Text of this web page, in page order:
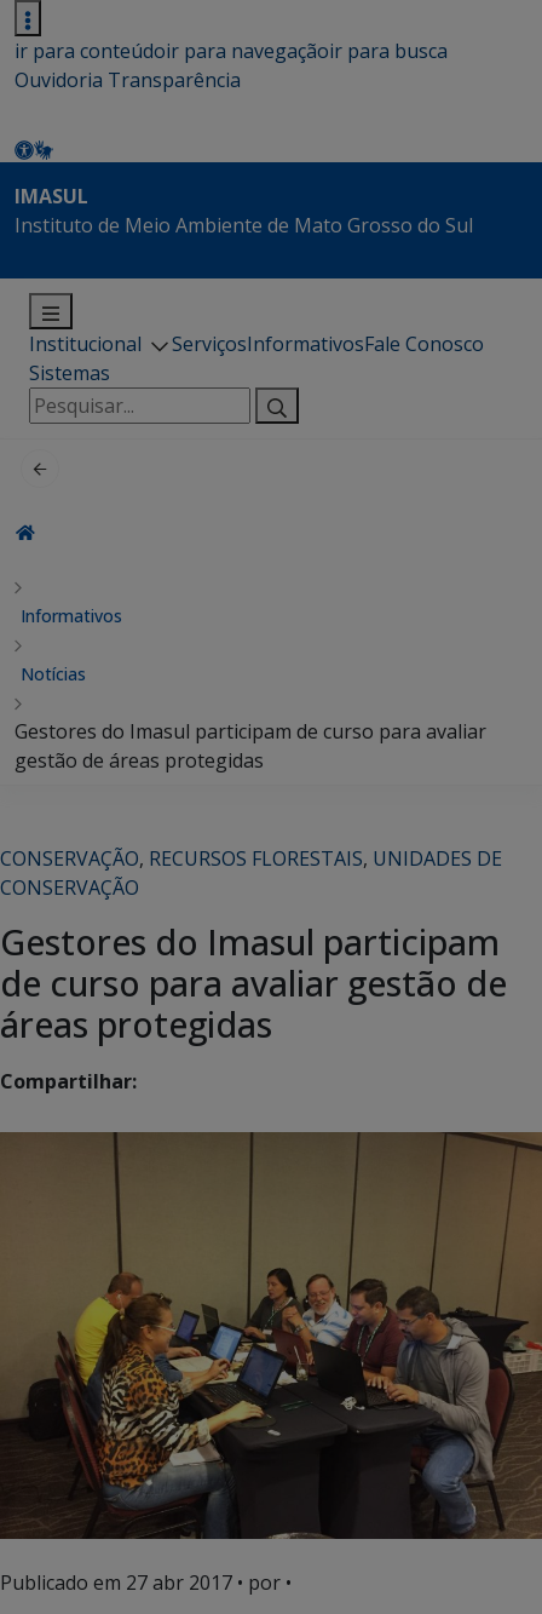
ir para conteúdoir para navegaçãoir para busca
Ouvidoria Transparência
IMASUL
Instituto de Meio Ambiente de Mato Grosso do Sul
Institucional ServiçosInformativosFale Conosco
Sistemas
Pesquisar
por:
Informativos
Notícias
Gestores do Imasul participam de curso para avaliar
gestão de áreas protegidas
CONSERVAÇÃO, RECURSOS FLORESTAIS, UNIDADES DE
CONSERVAÇÃO
Gestores do Imasul participam
de curso para avaliar gestão de
áreas protegidas
Compartilhar:
Publicado em 27 abr 2017 • por •